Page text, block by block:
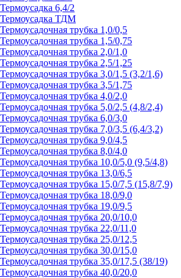
Термоусадка 6,4/2
Термоусадка ТДМ
Термоусадочная трубка 1,0/0,5
Термоусадочная трубка 1,5/0,75
Термоусадочная трубка 2,0/1,0
Термоусадочная трубка 2,5/1,25
Термоусадочная трубка 3,0/1,5 (3,2/1,6)
Термоусадочная трубка 3,5/1,75
Термоусадочная трубка 4,0/2,0
Термоусадочная трубка 5,0/2,5 (4,8/2,4)
Термоусадочная трубка 6,0/3,0
Термоусадочная трубка 7,0/3,5 (6,4/3,2)
Термоусадочная трубка 9,0/4,5
Термоусадочная трубка 8,0/4,0
Термоусадочная трубка 10,0/5,0 (9,5/4,8)
Термоусадочная трубка 13,0/6,5
Термоусадочная трубка 15,0/7,5 (15,8/7,9)
Термоусадочная трубка 18,0/9,0
Термоусадочная трубка 19,0/9,5
Термоусадочная трубка 20,0/10,0
Термоусадочная трубка 22,0/11,0
Термоусадочная трубка 25,0/12,5
Термоусадочная трубка 30,0/15,0
Термоусадочная трубка 35,0/17,5 (38/19)
Термоусадочная трубка 40,0/20,0